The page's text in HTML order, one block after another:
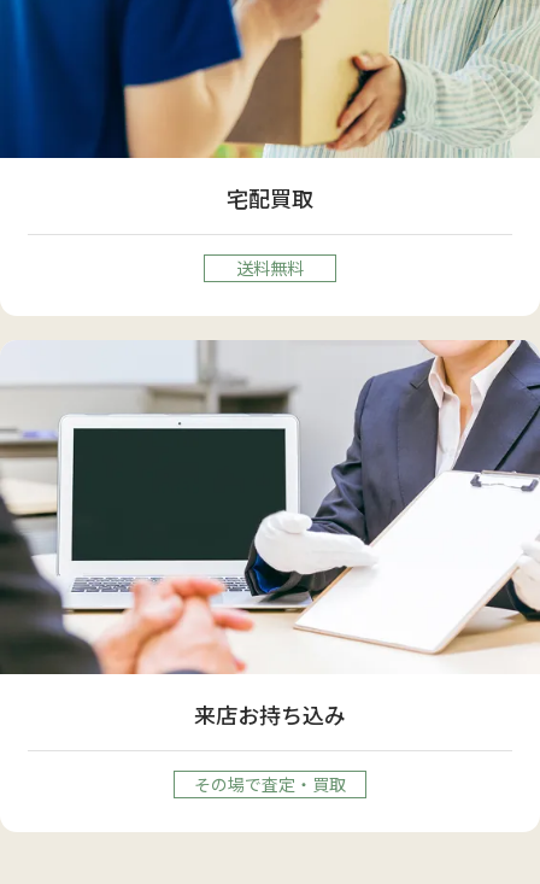
宅配買取
送料無料
来店お持ち込み
その場で査定・買取